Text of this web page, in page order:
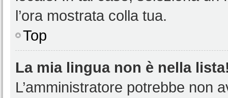
l’ora mostrata colla tua.
Top
La mia lingua non è nella
L’amministratore potrebbe non